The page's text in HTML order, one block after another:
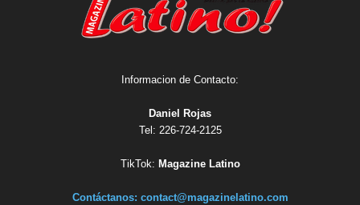
Informacion de Contacto:
Daniel Rojas
Tel: 226-724-2125
TikTok: Magazine Latino
Contáctanos: contact@magazinelatino.com